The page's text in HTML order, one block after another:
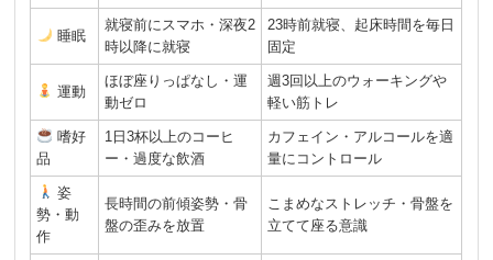
睡眠
就寝前にスマホ・深夜2
時以降に就寝
23時前就寝、起床時間を毎日
固定
運動
ほぼ座りっぱなし・運
動ゼロ
週3回以上のウォーキングや
軽い筋トレ
嗜好
品
1日3杯以上のコーヒ
ー・過度な飲酒
カフェイン・アルコールを適
量にコントロール
姿
勢・動
作
長時間の前傾姿勢・骨
盤の歪みを放置
こまめなストレッチ・骨盤を
立てて座る意識